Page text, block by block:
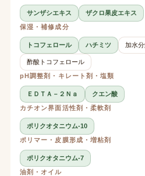
サンザシエキス
ザクロ果皮エキス
保湿・補修成分
トコフェロール ハチミツ 加水
酢酸トコフェロール
pH調整剤・キレート剤・塩類
ＥＤＴＡ－２Ｎａ
クエン酸
カチオン界面活性剤・柔軟剤
ポリクオタニウム-10
ポリマー・皮膜形成・増粘剤
ポリクオタニウム-7
油剤・オイル